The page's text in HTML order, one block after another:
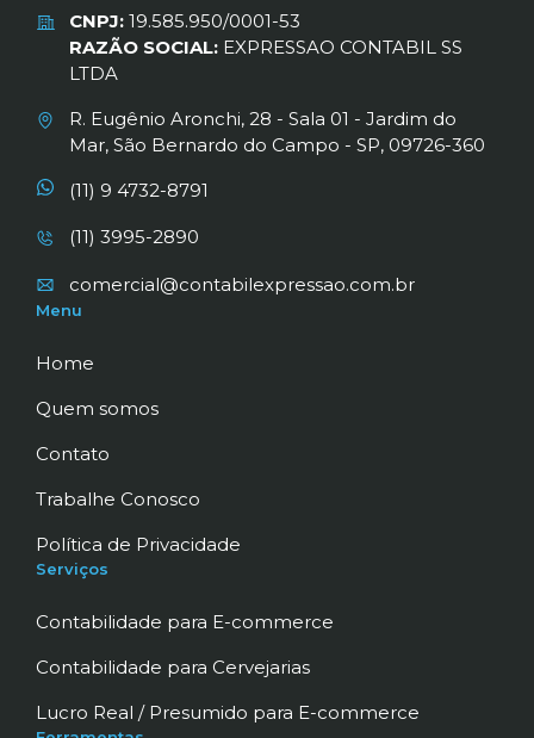
CNPJ: 19.585.950/0001-53
RAZÃO SOCIAL: EXPRESSAO CONTABIL SS
LTDA
R. Eugênio Aronchi, 28 - Sala 01 - Jardim do
Mar, São Bernardo do Campo - SP, 09726-360
(11) 9 4732-8791
(11) 3995-2890
comercial@contabilexpressao.com.br
Menu
Home
Quem somos
Contato
Trabalhe Conosco
Política de Privacidade
Serviços
Contabilidade para E-commerce
Contabilidade para Cervejarias
Lucro Real / Presumido para E-commerce